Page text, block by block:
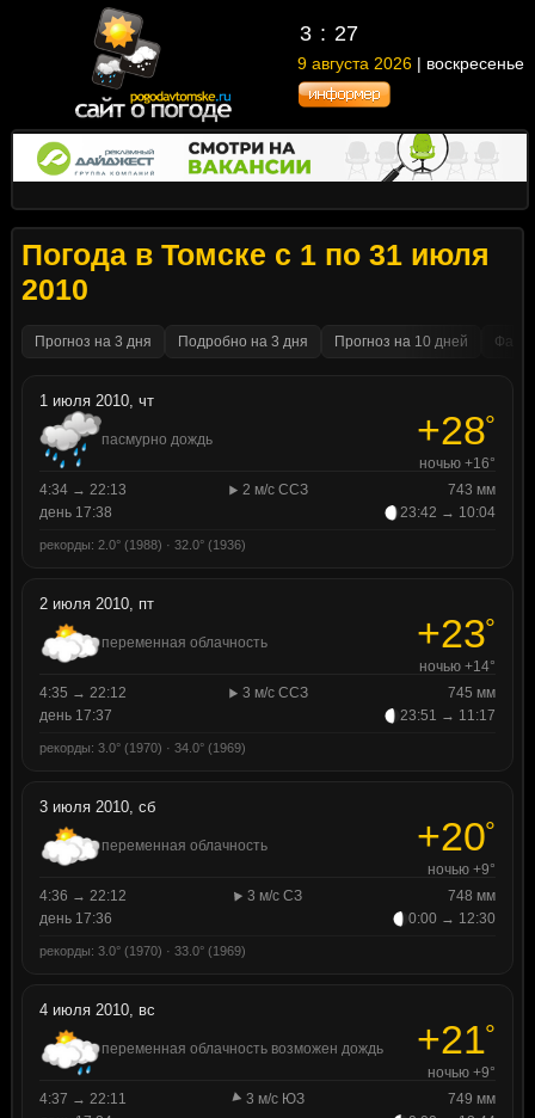
3 27
9 августа 2026 | воскресенье
Погода в Томске с 1 по 31 июля
2010
Прогноз на 3 дня Подробно на 3 дня Прогноз на 10 дней
1 июля 2010, чт
пасмурно дождь +28°
ночью +16°
4:34 → 22:13
2 м/с ССЗ
743 мм
день 17:38
23:42 → 10:04
рекорды: 2.0° (1988) · 32.0° (1936)
2 июля 2010, пт
переменная облачность +23°
ночью +14°
4:35 → 22:12
3 м/с ССЗ
745 мм
день 17:37
23:51 → 11:17
рекорды: 3.0° (1970) · 34.0° (1969)
3 июля 2010, сб
переменная облачность +20°
ночью +9°
4:36 → 22:12
3 м/с СЗ
748 мм
день 17:36
0:00 → 12:30
рекорды: 3.0° (1970) · 33.0° (1969)
4 июля 2010, вс
переменная облачность возможен дождь +21°
ночью +9°
4:37 → 22:11
3 м/с ЮЗ
749 мм